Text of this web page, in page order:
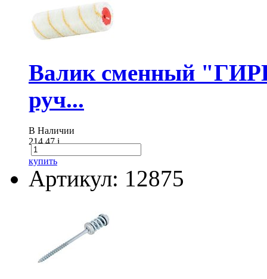
Валик сменный
руч...
В Наличии
214.47i
купить
Артикул: 12875